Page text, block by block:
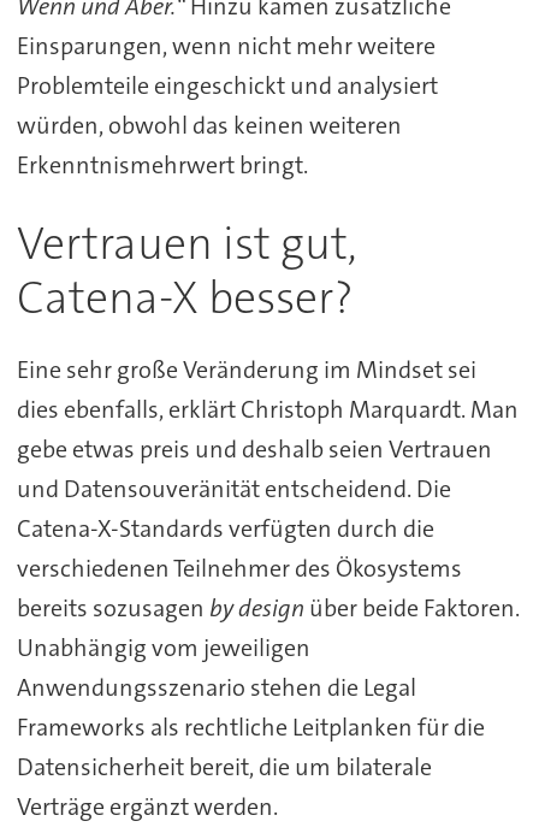
Wenn und Aber.“Hinzu kämen zusätzliche
Einsparungen, wenn nicht mehr weitere
Problemteile eingeschickt und analysiert
würden, obwohl das keinen weiteren
Erkenntnismehrwert bringt.
Vertrauen ist gut,
Catena-X besser?
Eine sehr große Veränderung im Mindset sei
dies ebenfalls, erklärt Christoph Marquardt. Man
gebe etwas preis und deshalb seien Vertrauen
und Datensouveränität entscheidend. Die
Catena-X-Standards verfügten durch die
verschiedenen Teilnehmer des Ökosystems
bereits sozusagen by design über beide Faktoren.
Unabhängig vom jeweiligen
Anwendungsszenario stehen die Legal
Frameworks als rechtliche Leitplanken für die
Datensicherheit bereit, die um bilaterale
Verträge ergänzt werden.